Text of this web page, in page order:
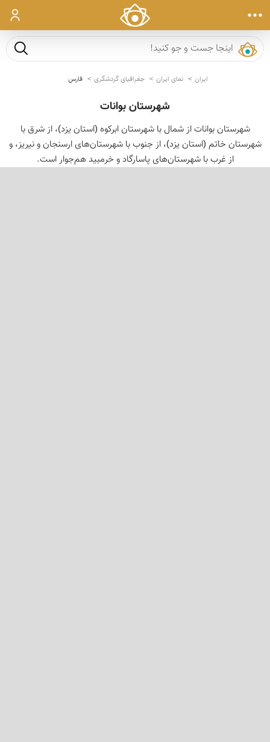
ورود
جست و
ایران نمای ایران جغرافیای گردشگری فارس
شهرستان بوانات
شهرستان بوانات از شمال با شهرستان ابرکوه (استان یزد)، از شرق با
شهرستان خاتم (استان یزد)، از جنوب با شهرستان‌های ارسنجان و نیریز، و
از غرب با شهرستان‌های پاسارگاد و خرمبید هم‌جوار است.